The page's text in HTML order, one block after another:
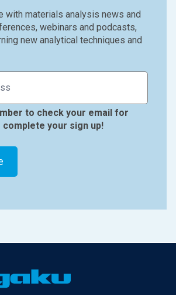
with materials analysis news and
webinars and podcasts,
new analytical techniques and
to check your email for
your sign up!